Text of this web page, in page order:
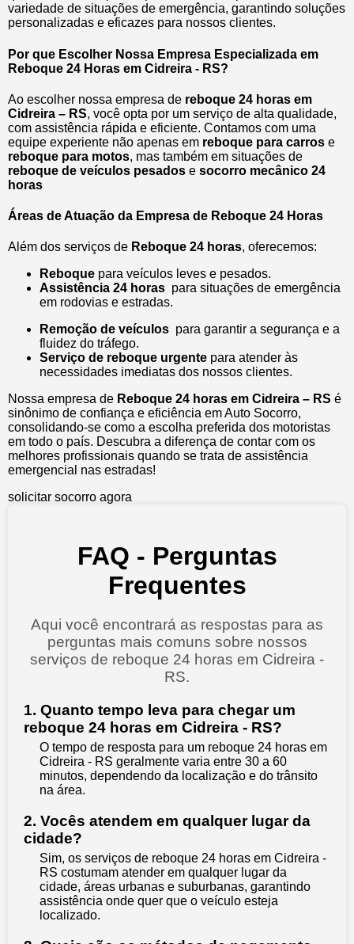
variedade de situações de emergência, garantindo soluções
personalizadas e eficazes para nossos clientes.
Por que Escolher Nossa Empresa Especializada em
Reboque 24 Horas em Cidreira - RS?
Ao escolher nossa empresa de reboque 24 horas em
Cidreira – RS, você opta por um serviço de alta qualidade,
com assistência rápida e eficiente. Contamos com uma
equipe experiente não apenas em reboque para carros e
reboque para motos, mas também em situações de
reboque de veículos pesados e socorro mecânico 24
horas
Áreas de Atuação da Empresa de Reboque 24 Horas
Além dos serviços de Reboque 24 horas, oferecemos:
Reboque para veículos leves e pesados.
Assistência 24 horas para situações de emergência
em rodovias e estradas.
Remoção de veículos para garantir a segurança e a
fluidez do tráfego.
Serviço de reboque urgente para atender às
necessidades imediatas dos nossos clientes.
Nossa empresa de Reboque 24 horas em Cidreira – RS é
sinônimo de confiança e eficiência em Auto Socorro,
consolidando-se como a escolha preferida dos motoristas
em todo o país. Descubra a diferença de contar com os
melhores profissionais quando se trata de assistência
emergencial nas estradas!
solicitar socorro agora
FAQ - Perguntas
Frequentes
Aqui você encontrará as respostas para as
perguntas mais comuns sobre nossos
serviços de reboque 24 horas em Cidreira -
RS.
1. Quanto tempo leva para chegar um
reboque 24 horas em Cidreira - RS?
O tempo de resposta para um reboque 24 horas em
Cidreira - RS geralmente varia entre 30 a 60
minutos, dependendo da localização e do trânsito
na área.
2. Vocês atendem em qualquer lugar da
cidade?
Sim, os serviços de reboque 24 horas em Cidreira -
RS costumam atender em qualquer lugar da
cidade, áreas urbanas e suburbanas, garantindo
assistência onde quer que o veículo esteja
localizado.